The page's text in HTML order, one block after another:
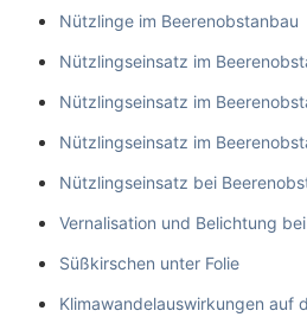
Nützlinge im Beerenobstanbau
Nützlingseinsatz im
Nützlingseinsatz im
Nützlingseinsatz im
Nützlingseinsatz bei
Vernalisation und Belichtung
Süßkirschen unter Folie
Klimawandelauswirkungen auf